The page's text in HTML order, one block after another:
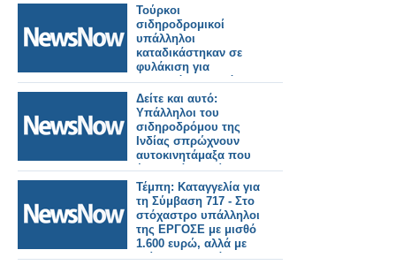
Τούρκοι
σιδηροδρομικοί
υπάλληλοι
καταδικάστηκαν σε
φυλάκιση για
περισσότερα από 108
χρόνια για δυστύχημα
που άφησε πίσω του
25 νεκρούς
Δείτε και αυτό:
Υπάλληλοι του
σιδηροδρόμου της
Ινδίας σπρώχνουν
αυτοκινητάμαξα που
έχει χαλάσει! Βίντεο!
Τέμπη: Καταγγελία για
τη Σύμβαση 717 - Στο
στόχαστρο υπάλληλοι
της ΕΡΓΟΣΕ με μισθό
1.600 ευρώ, αλλά με
ακίνητα και σκάφη